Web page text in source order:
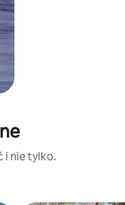
i nie tylko.